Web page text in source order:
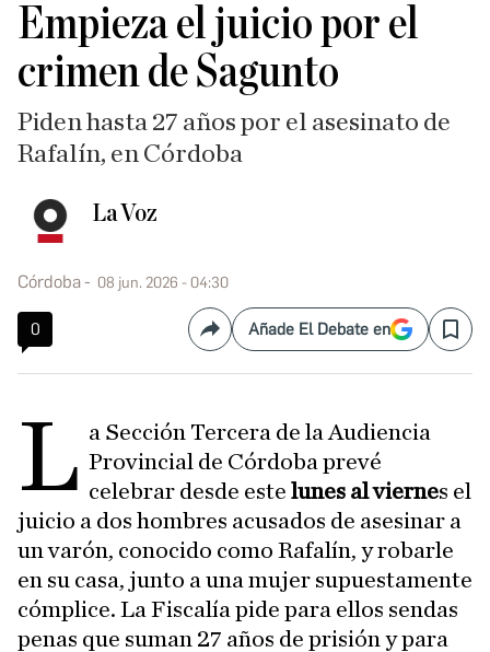
Empieza el juicio por el
crimen de Sagunto
Piden hasta 27 años por el asesinato de
Rafalín, en Córdoba
La Voz
Córdoba 08 jun. 2026 - 04:30
0 CompartirAñade El Debate en Save
L a Sección Tercera de la Audiencia
Provincial de Córdoba prevé
celebrar desde estelunes al viernes el
juicio a dos hombres acusados de asesinar a
un varón, conocido como Rafalín, y robarle
en su casa, junto a una mujer supuestamente
cómplice. La Fiscalía pide para ellos sendas
penas que suman 27 años de prisión y para